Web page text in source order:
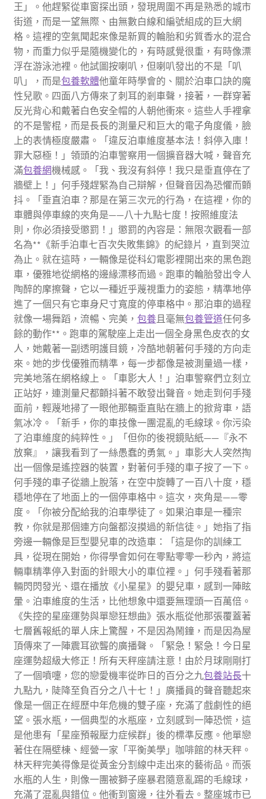
王」。他趕緊從車窗探出頭，發現周圍不再是熟悉的城市
街道，而是一望無際、由無數白線和編號組成的巨大網
格。這裡的空氣聞起來像是新買的輪胎和劣質香水的混合
物，而重力似乎是隨機變化的，有時感覺很重，有時像漂
浮在游泳池裡。他試圖按喇叭，但喇叭發出的不是「叭
叭」，而是包養軟體他童年時學會的、關於泊車口訣的魔
性兒歌。四面八方傳來了刺耳的剎車聲，接著，一群穿著
反光背心和戴著白色安全帽的人朝他衝來。這些人手裡拿
的不是警棍，而是長長的測量尺和巨大的電子角度儀，臉
上的表情極度嚴肅。「違反泊車維度基本法！斜停入庫！
罪大惡極！」領頭的泊車警察用一個擴音器大喊，聲音充
滿包養網機械感。「我、我沒有斜停！我只是垂直停在了
牆壁上！」何手殘趕緊為自己辯解，但聲音因為恐懼而顫
抖。「垂直泊車？那是在第三次元的行為，在這裡，你的
車體與停車線的夾角是——八十九點七度！按照維度法
則，你必須接受懲罰！」懲罰的內容是：無限次觀看一部
名為**《新手泊車七百次失敗集錦》的紀錄片，直到哭泣
為止。就在這時，一輛像是從科幻電影裡開出來的黑色跑
車，優雅地從網格的邊緣漂移而過。跑車的輪胎發出令人
陶醉的摩擦聲，它以一種近乎蔑視重力的姿態，精準地停
進了一個只有它車身尺寸寬度的停車格中。那泊車的過程
就像一場舞蹈，流暢、完美， 包養且毫無包養管道任何多
餘的動作**。跑車的駕駛座上走出一個全身黑色皮衣的女
人，她戴著一副透明護目鏡，冷酷地朝著何手殘的方向走
來。她的步伐優雅而精準，每一步都像是被測量過一樣，
完美地落在網格線上。「車影大人！」泊車警察們立刻立
正站好，連測量尺都顫抖著不敢發出聲音。她走到何手殘
面前，輕蔑地掃了一眼他那輛垂直貼在牆上的掀背車，語
氣冰冷。「新手，你的車技像一團混亂的毛線球。你污染
了泊車維度的純粹性。」「但你的後視鏡貼紙——『永不
放棄』，讓我看到了一絲愚蠢的勇氣。」車影大人突然掏
出一個像是遙控器的裝置，對著何手殘的車子按了一下。
何手殘的車子從牆上脫落，在空中旋轉了一百八十度，穩
穩地停在了地面上的一個停車格中。這次，夾角是——零
度。「你被分配給我的泊車學徒了。如果泊車是一種宗
教，你就是那個連方向盤都沒摸過的新信徒。」她指了指
旁邊一輛像是巨型嬰兒車的改造車：「這是你的訓練工
具，從現在開始，你得學會如何在零點零零一秒內，將這
輛車精準停入對面的針眼大小的車位裡。」何手殘看著那
輛閃閃發光、還在播放《小星星》的嬰兒車，感到一陣眩
暈。泊車維度的生活，比他想象中還要無理頭一百萬倍。
《失控的星座運勢與單戀狂想曲》張水瓶從他那張覆蓋著
七層舊報紙的單人床上驚醒，不是因為鬧鐘，而是因為屋
頂傳來了一陣震耳欲聾的廣播聲。「緊急！緊急！今日星
座運勢超級大修正！所有天秤座請注意！由於月球剛剛打
了一個噴嚏，您的戀愛機率從昨日的百分之九包養站長十
九點九，陡降至負百分之八十七！」廣播員的聲音聽起來
像是一個正在經歷中年危機的雙子座，充滿了戲劇性的絕
望。張水瓶，一個典型的水瓶座，立刻感到一陣恐慌，這
是他患有「星座預報壓力症候群」後的標準反應。他單戀
著住在隔壁棟、經營一家「平衡美學」咖啡館的林天秤。
林天秤完美得像是從黃金分割線中走出來的藝術品。而張
水瓶的人生，則像一團被獅子座暴君隨意亂踢的毛線球，
充滿了混亂與錯位。他衝到窗邊，往外看去。整座城市已